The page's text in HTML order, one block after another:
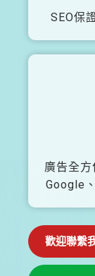
SEO保
廣告全方
Google
歡迎聯繫